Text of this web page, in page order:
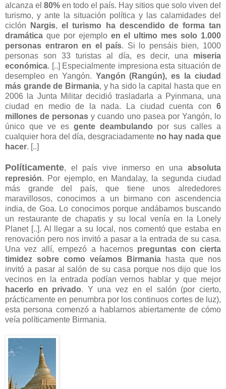
alcanza el 80% en todo el país. Hay sitios que solo viven del
turismo, y ante la situación política y las calamidades del
ciclón
Nargis,el turismo ha descendido de forma tan
dramática que por ejemplo en el ultimo mes solo 1.000
personas entraron en el país. Si lo pensáis bien, 1000
personas son 33 turistas al día, es decir, una miseria
económica. [..] Especialmente impresiona esta situación de
desempleo en Yangón. Yangón (Rangún), es la ciudad
más grande de Birmania, y ha sido la capital hasta que en
2006 la Junta Militar decidió trasladarla a Pyinmana, una
ciudad en medio de la nada. La ciudad cuenta con 6
millones de personas y cuando uno pasea por Yangón, lo
único que ve es gente deambulando por sus calles a
cualquier hora del día, desgraciadamente no hay nada que
hacer. [..]
Políticamente, el país vive inmerso en una absoluta
represión. Por ejemplo, en Mandalay, la segunda ciudad
más grande del país, que tiene unos alrededores
maravillosos, conocimos a un birmano con ascendencia
india, de Goa. Lo conocimos porque andábamos buscando
un restaurante de chapatis y su local venía en la Lonely
Planet [..]. Al llegar a su local, nos comentó que estaba en
renovación pero nos invitó a pasar a la entrada de su casa.
Una vez allí, empezó a hacernos preguntas con cierta
timidez sobre como veíamos Birmania hasta que nos
invitó a pasar al salón de su casa porque nos dijo que los
vecinos en la entrada podían vernos hablar y que mejor
hacerlo en privado. Y una vez en el salón (por cierto,
prácticamente en penumbra por los continuos cortes de luz),
esta persona comenzó a hablarnos abiertamente de cómo
veía políticamente Birmania.